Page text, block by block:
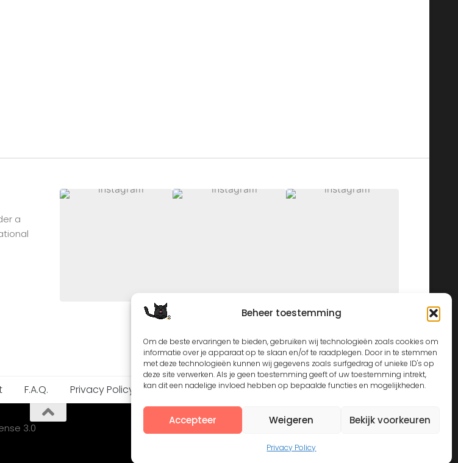
Beheer toestemming
Om de beste ervaringen te bieden, gebruiken wij technologieën zoals cookies om
informatie over je apparaat op te slaan en/of te raadplegen. Door in te stemmen
met deze technologieën kunnen wij gegevens zoals surfgedrag of unieke ID's op
deze site verwerken. Als je geen toestemming geeft of uw toestemming intrekt,
kan dit een nadelige invloed hebben op bepaalde functies en mogelijkheden.
Accepteer Weigeren Bekijk voorkeuren
Privacy Policy
a
F.A.Q. Privacy Policy
3.0